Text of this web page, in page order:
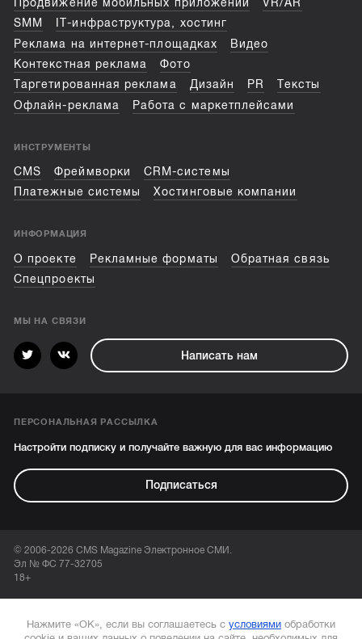
Продвижение мобильных приложений
VR/AR
SMM
IT-инфраструктура, хостинг
Реклама на интернет-площадках
Видео
Контекстная реклама
Фото
Таргетированная реклама
Дизайн PR
Тексты
Офлайн-реклама
Работа с маркетплейсами
ИНСТРУМЕНТЫ
CMS Фреймворки
CRM-системы
Платежные системы
Хостинговые компании
ИНФОРМАЦИЯ
О проекте Рекламные форматы
Обратная связь
Спецпроекты
МЫ НА СВЯЗИ
Написать нам
ПЕРСОНАЛЬНАЯ РАССЫЛКА
Настройти подписку и получайте важную для вас информацию
Подписаться
© 2006-2026 CMS Magazine Электронное СМИ.
Эл № ФС 77-32705
18+
Нажмите «ОК», если вы соглашаетесь с условиями обработки